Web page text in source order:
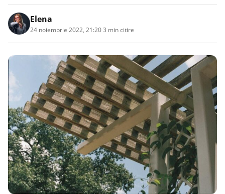
Elena
24 noiembrie 2022, 21:203 min citire